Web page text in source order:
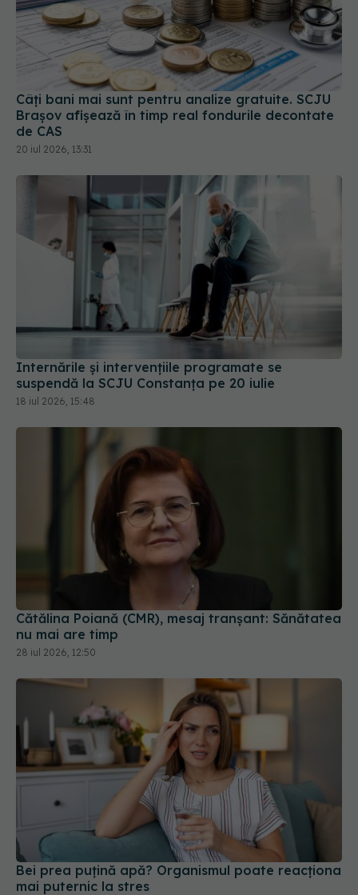
Câți bani mai sunt pentru analize gratuite. SCJU
Brașov afișează în timp real fondurile decontate
de CAS
20 iul 2026, 13:31
Internările și intervențiile programate se
18 iul 2026, 15:48
Cătălina Poiană (CMR), mesaj tranșant: Sănătatea
28 iul 2026, 12:50
Bei prea puțină apă? Organismul poate reacționa
mai puternic la stres
18 iul 2026, 20:00